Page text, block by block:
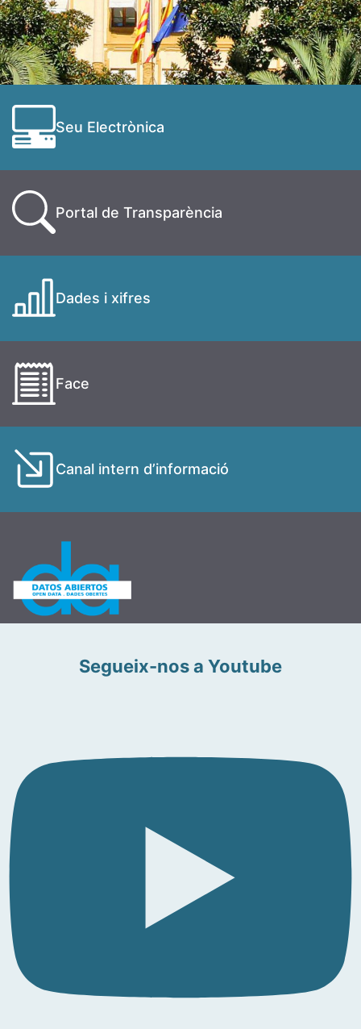
Seu Electrònica
Portal de Transparència
Dades i xifres
Face
Canal intern d’informació
Segueix-nos a Youtube